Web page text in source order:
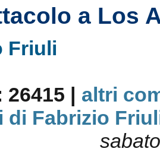
a Los
Friuli
26415 | altri
di Fabrizio